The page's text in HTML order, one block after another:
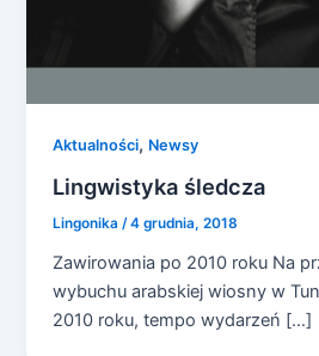
Aktualności, Newsy
Lingwistyka śledcza
Lingonika /4 grudnia, 2018
Zawirowania po 2010 roku Na
wybuchu arabskiej wiosny w
2010 roku, tempo wydarzeń […]